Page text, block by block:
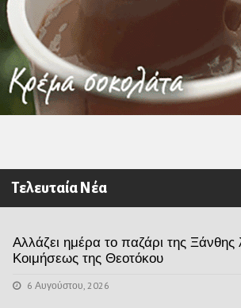
Τελευταία Νέα
Αλλάζει ημέρα το παζάρι της Ξάνθης
Κοιμήσεως της Θεοτόκου
6 Αυγούστου, 2026